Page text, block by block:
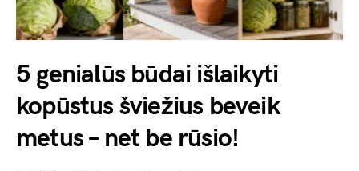
5 genialūs būdai išlaikyti
kopūstus šviežius beveik
metus – net be rūsio!